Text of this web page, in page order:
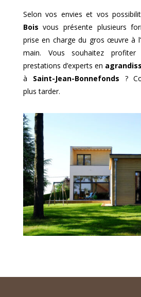
Selon vos envies et vos
Bois vous présente plusieurs
prise en charge du gros œuvre à
main. Vous souhaitez
prestations d’experts en
à Saint-Jean-Bonnefonds ?
plus tarder.